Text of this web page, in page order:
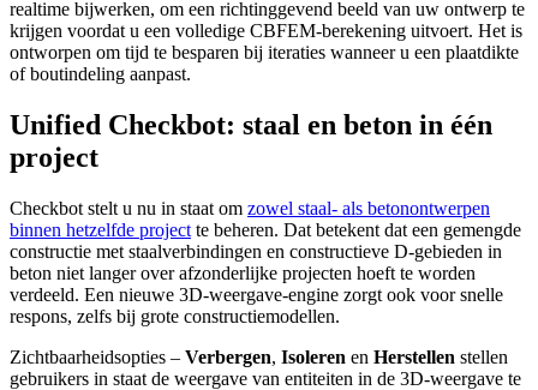
realtime bijwerken, om een richtinggevend beeld van uw ontwerp te
krijgen voordat u een volledige CBFEM-berekening uitvoert. Het is
ontworpen om tijd te besparen bij iteraties wanneer u een plaatdikte
of boutindeling aanpast.
Unified Checkbot: staal en beton in één
project
Checkbot stelt u nu in staat om zowel staal- als betonontwerpen
binnen hetzelfde project te beheren. Dat betekent dat een gemengde
constructie met staalverbindingen en constructieve D-gebieden in
beton niet langer over afzonderlijke projecten hoeft te worden
verdeeld. Een nieuwe 3D-weergave-engine zorgt ook voor snelle
respons, zelfs bij grote constructiemodellen.
Zichtbaarheidsopties – Verbergen, Isoleren en Herstellen stellen
gebruikers in staat de weergave van entiteiten in de 3D-weergave te